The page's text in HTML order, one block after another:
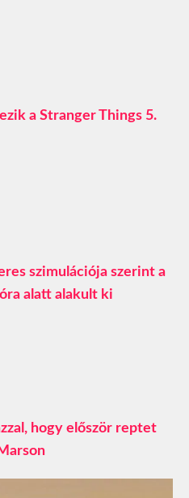
a Stranger Things 5.
szimulációja szerint a
alatt alakult ki
hogy először reptet